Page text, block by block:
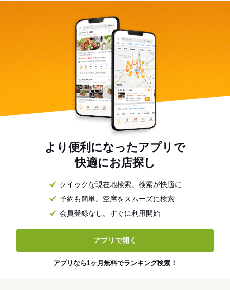
より便利になったアプリで
快適にお店探し
クイックな現在地検索。検索が快適に
予約も簡単。空席をスムーズに検索
会員登録なし。すぐに利用開始
アプリで開く
アプリなら1ヶ月無料でランキング検索！